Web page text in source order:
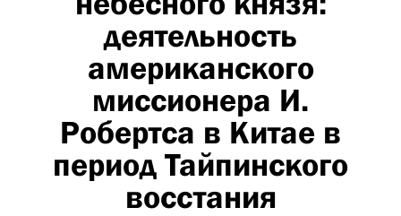
деятельность
американского
миссионера И.
Робертса в Китае в
период Тайпинского
восстания